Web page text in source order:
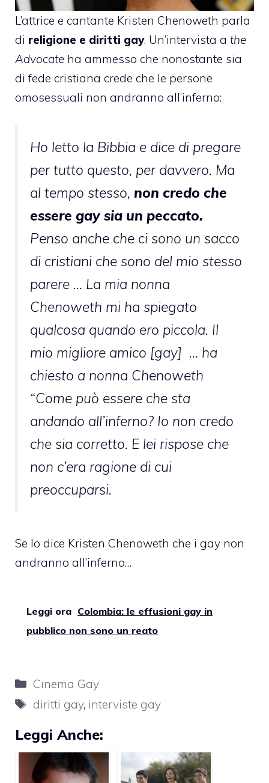
L’attrice e cantante Kristen Chenoweth parla
di religione e diritti gay. Un’intervista a the
Advocate ha ammesso che nonostante sia
di fede cristiana crede che le persone
omosessuali non andranno all’inferno:
Ho letto la Bibbia e dice di pregare
per tutto questo, per davvero. Ma
al tempo stesso, non credo che
essere gay sia un peccato.
Penso anche che ci sono un sacco
di cristiani che sono del mio stesso
parere … La mia nonna
Chenoweth mi ha spiegato
qualcosa quando ero piccola. Il
mio migliore amico [gay] … ha
chiesto a nonna Chenoweth
“Come può essere che sta
andando all’inferno? Io non credo
che sia corretto. E lei rispose che
non c’era ragione di cui
preoccuparsi.
Se lo dice Kristen Chenoweth che i gay non
andranno all’inferno…
Leggi ora Colombia: le effusioni gay in
pubblico non sono un reato
Categorie
Cinema Gay
Tag
diritti gay, interviste gay
Leggi Anche: